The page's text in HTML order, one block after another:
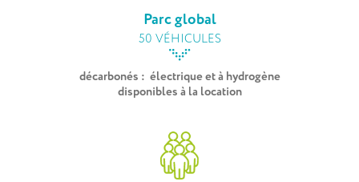
Parc global
50 VÉHICULES
décarbonés : électrique et à hydrogène
disponibles à la location